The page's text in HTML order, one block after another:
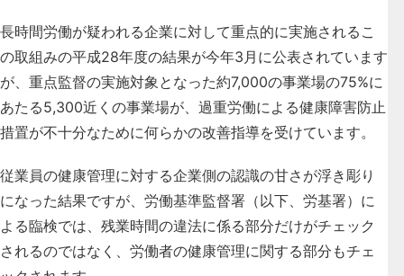
長時間労働が疑われる企業に対して重点的に実施されるこ
の取組みの平成28年度の結果が今年3月に公表されています
が、重点監督の実施対象となった約7,000の事業場の75%に
あたる5,300近くの事業場が、過重労働による健康障害防止
措置が不十分なために何らかの改善指導を受けています。
従業員の健康管理に対する企業側の認識の甘さが浮き彫り
になった結果ですが、労働基準監督署（以下、労基署）に
よる臨検では、残業時間の違法に係る部分だけがチェック
されるのではなく、労働者の健康管理に関する部分もチェ